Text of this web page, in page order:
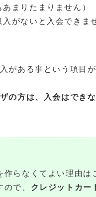
まりたまりません）
がないと入会できま
がある事という項目
の方は、入会はでき
作らなくてよい理由は
で、 クレジットカー